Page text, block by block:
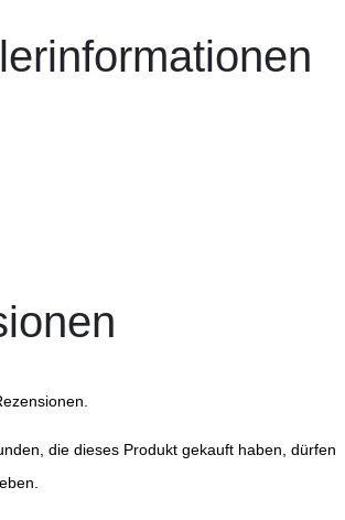
die dieses Produkt gekauft haben, dürfen